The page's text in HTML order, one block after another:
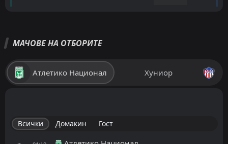
МАЧОВЕ НА ОТБОРИТЕ
Атлетико Национал Хуниор
Всички Домакин Гост